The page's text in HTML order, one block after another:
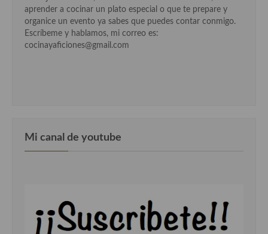
Cocina Aragonesa
Cocina Asturiana
Cocina Castilla – La Mancha
Cocina Gallega
Cocina Madrileña
aprender a cocinar un plato especial o que te prepare y
organice un evento ya sabes que puedes contar conmigo.
Escríbeme y hablamos, mi correo es:
cocinayaficiones@gmail.com
Mi canal de youtube